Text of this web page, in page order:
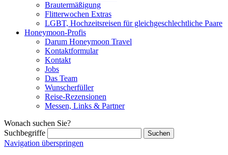
Brautermäßigung
Flitterwochen Extras
LGBT, Hochzeitsreisen für gleichgeschlechtliche Paare
Honeymoon-Profis
Darum Honeymoon Travel
Kontaktformular
Kontakt
Jobs
Das Team
Wunscherfüller
Reise-Rezensionen
Messen, Links & Partner
Wonach suchen Sie?
Suchbegriffe
Navigation überspringen